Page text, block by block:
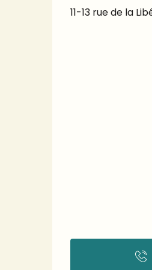
11-13 rue de la